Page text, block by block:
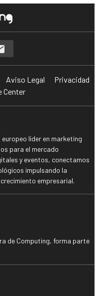
Aviso Legal
Privacidad
Center
europeo líder en marketing
para el mercado
y eventos, conectamos
impulsando la
empresarial.
de Computing, forma parte